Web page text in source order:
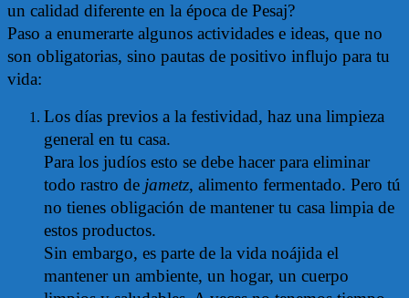
un calidad diferente en la época de Pesaj?
Paso a enumerarte algunos actividades e ideas, que no
son obligatorias, sino pautas de positivo influjo para tu
vida:
Los días previos a la festividad, haz una limpieza
general en tu casa.
Para los judíos esto se debe hacer para eliminar
todo rastro de jametz, alimento fermentado. Pero tú
no tienes obligación de mantener tu casa limpia de
estos productos.
Sin embargo, es parte de la vida noájida el
mantener un ambiente, un hogar, un cuerpo